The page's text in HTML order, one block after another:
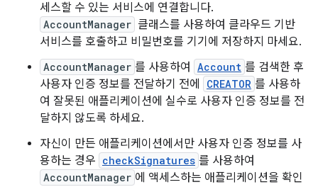
세스할 수 있는 서비스에 연결합니다.
AccountManager 클래스를 사용하여 클라우드 기반
서비스를 호출하고 비밀번호를 기기에 저장하지 마세요.
AccountManager 를 사용하여 Account 를 검색한 후
사용자 인증 정보를 전달하기 전에
CREATOR 를 사용하
여 잘못된 애플리케이션에 실수로 사용자 인증 정보를 전
달하지 않도록 하세요.
자신이 만든 애플리케이션에서만 사용자 인증 정보를 사
용하는 경우 checkSignatures 를 사용하여
AccountManager 에 액세스하는 애플리케이션을 확인